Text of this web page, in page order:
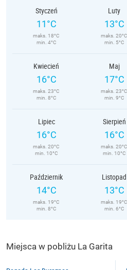
Styczeń
11°C
maks. 18°C
min. 4°C
Luty
13°C
maks. 20°C
min. 5°C
Kwiecień
16°C
maks. 23°C
min. 8°C
Maj
17°C
maks. 23°C
min. 9°C
Lipiec
16°C
maks. 20°C
min. 10°C
Sierpień
16°C
maks. 20°C
min. 10°C
Październik
14°C
maks. 19°C
min. 8°C
Listopad
13°C
maks. 19°C
min. 6°C
Miejsca w pobliżu La Garita